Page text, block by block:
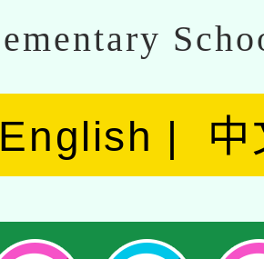
ementary
English 中